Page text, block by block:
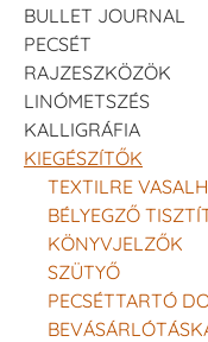
BULLET JOURNAL
PECSÉT
RAJZESZKÖZÖK
LINÓMETSZÉS
KALLIGRÁFIA
KIEGÉSZÍTŐK
TEXTILRE
BÉLYEGZŐ
KÖNYVJELZŐK
SZÜTYŐ
PECSÉTTARTÓ